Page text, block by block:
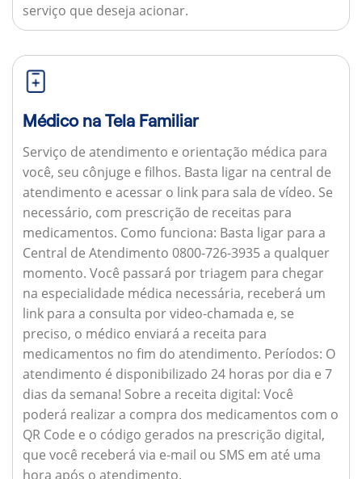
serviço que deseja acionar.
Médico na Tela Familiar
Serviço de atendimento e orientação médica para
você, seu cônjuge e filhos. Basta ligar na central de
atendimento e acessar o link para sala de vídeo. Se
necessário, com prescrição de receitas para
medicamentos. Como funciona: Basta ligar para a
Central de Atendimento 0800-726-3935 a qualquer
momento. Você passará por triagem para chegar
na especialidade médica necessária, receberá um
link para a consulta por video-chamada e, se
preciso, o médico enviará a receita para
medicamentos no fim do atendimento. Períodos: O
atendimento é disponibilizado 24 horas por dia e 7
dias da semana! Sobre a receita digital: Você
poderá realizar a compra dos medicamentos com o
QR Code e o código gerados na prescrição digital,
que você receberá via e-mail ou SMS em até uma
hora após o atendimento.